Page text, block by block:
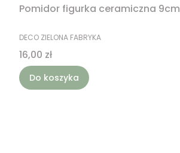
Pomidor figurka ceramiczna 9cm
PRODUCENT
DECO ZIELONA FABRYKA
Cena
16,00 zł
Do koszyka